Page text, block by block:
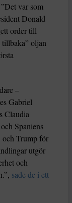
var som
Donald
order till
oljan
–
Gabriel
Claudia
Spaniens
och Trump för
utgör
och
sade de i ett